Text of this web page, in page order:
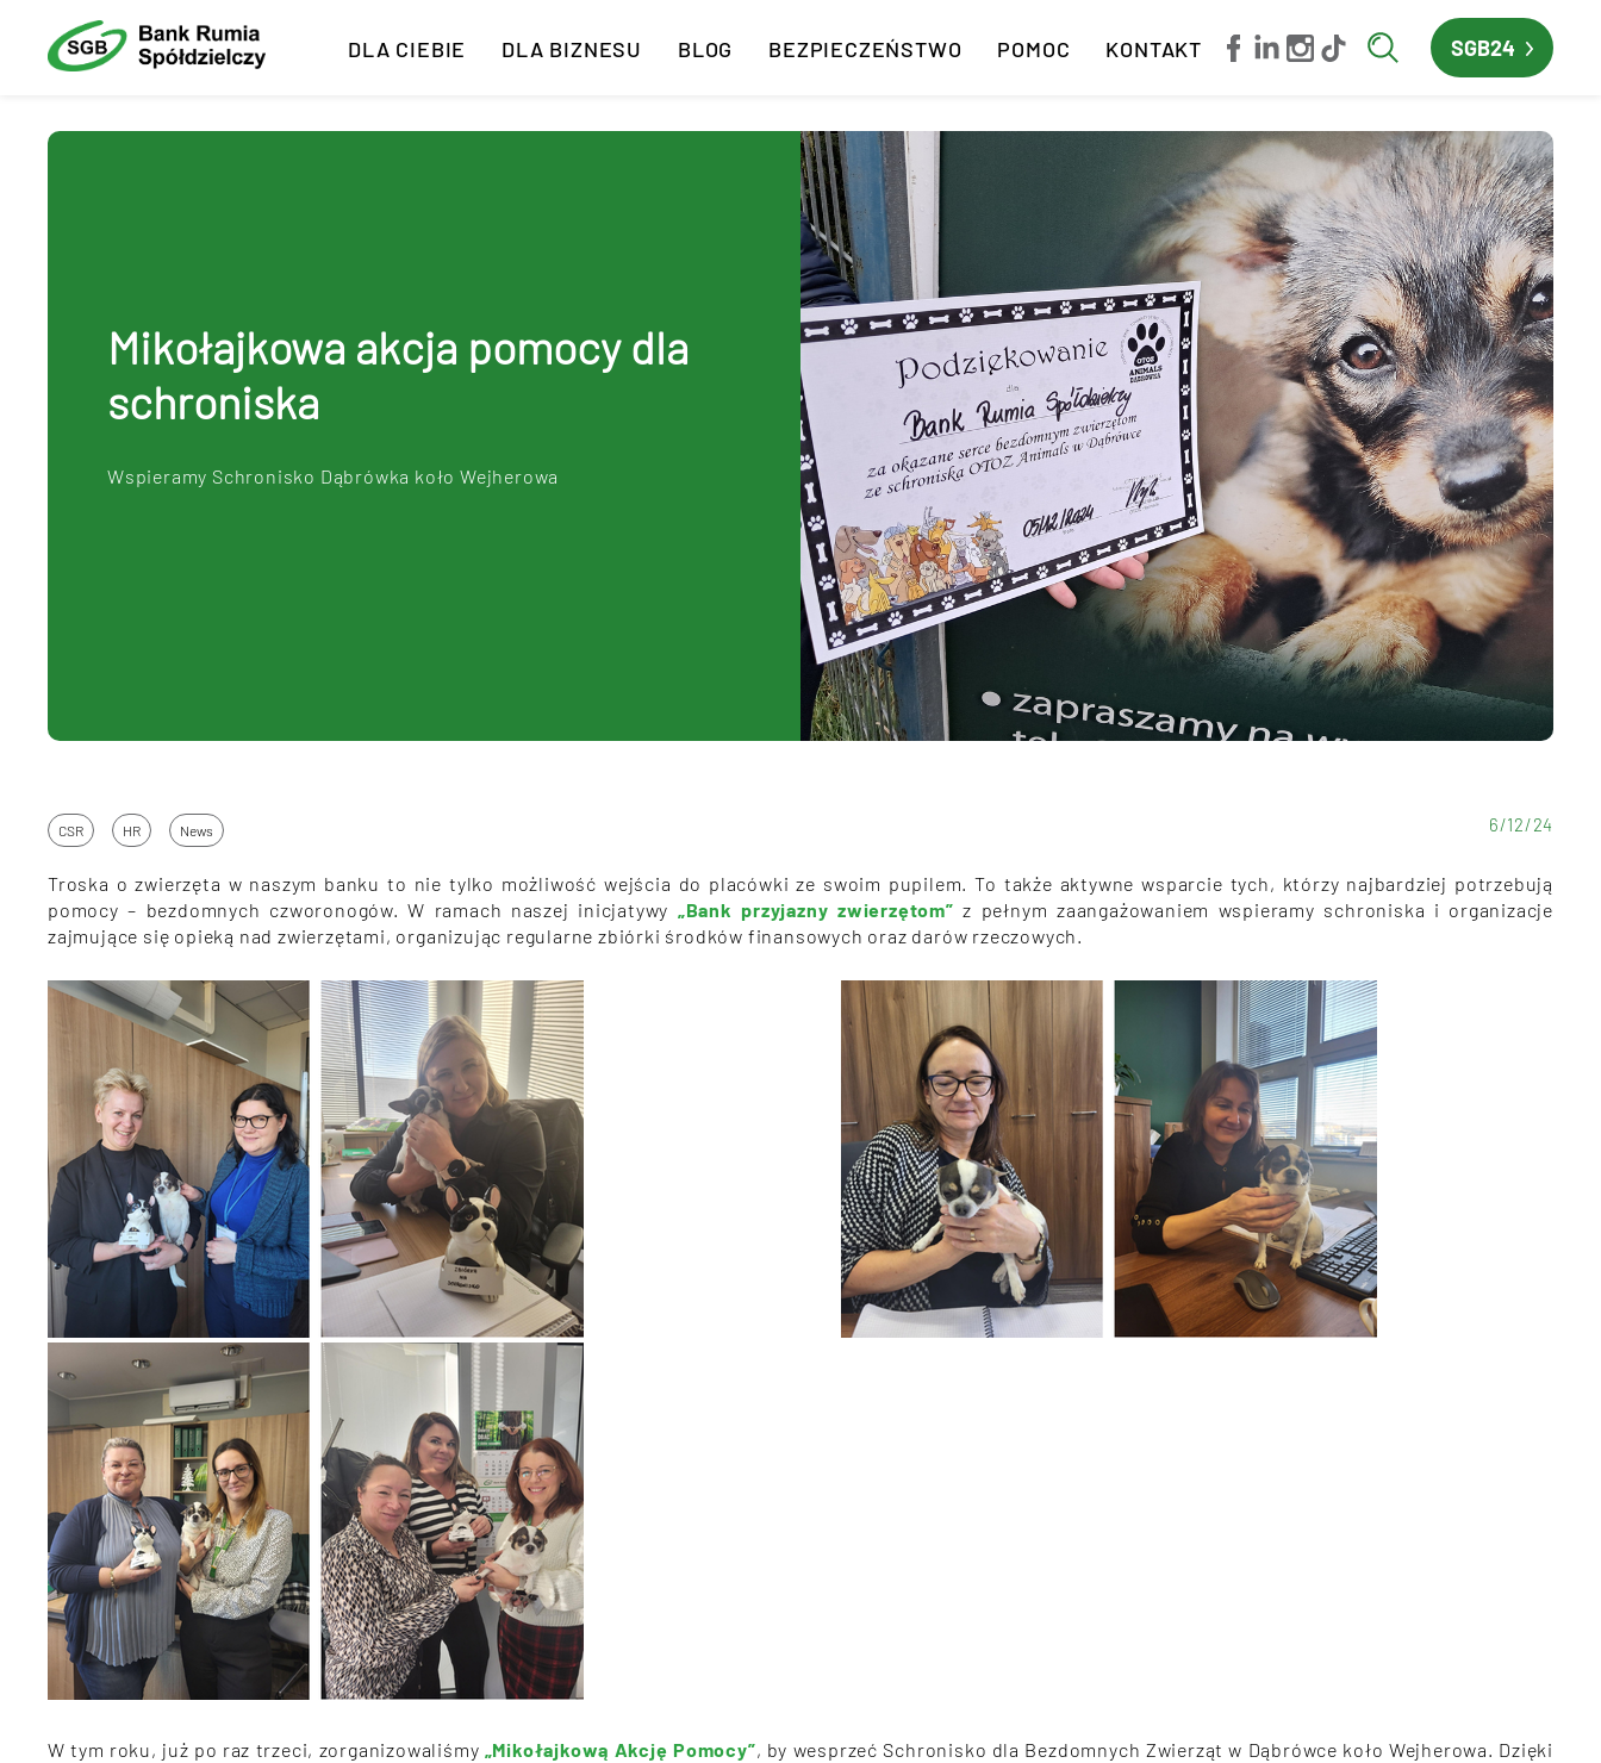
DLA CIEBIE DLA BIZNESU BLOG BEZPIECZEŃSTWO POMOC KONTAKT SGB24
Mikołajkowa akcja pomocy dla
schroniska
Wspieramy Schronisko Dąbrówka koło Wejherowa
CSR HR News 6/12/24
Troska o zwierzęta w naszym banku to nie tylko możliwość wejścia do placówki ze swoim pupilem. To także aktywne wsparcie tych, którzy najbardziej potrzebują
pomocy – bezdomnych czworonogów. W ramach naszej inicjatywy „Bank przyjazny zwierzętom” z pełnym zaangażowaniem wspieramy schroniska i organizacje
zajmujące się opieką nad zwierzętami, organizując regularne zbiórki środków finansowych oraz darów rzeczowych.
W tym roku, już po raz trzeci, zorganizowaliśmy „Mikołajkową Akcję Pomocy”, by wesprzeć Schronisko dla Bezdomnych Zwierząt w Dąbrówce koło Wejherowa. Dzięki